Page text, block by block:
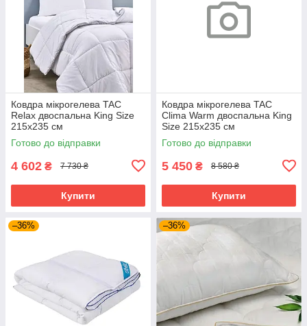
Ковдра мікрогелева TAC
Relax двоспальна King Size
215х235 см
Готово до відправки
4 602 ₴ 7 730 ₴
Купити
Ковдра мікрогелева TAC
Clima Warm двоспальна King
Size 215х235 см
Готово до відправки
5 450 ₴ 8 580 ₴
Купити
–36% –36%